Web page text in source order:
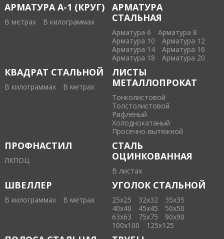
АРМАТУРА А-1 (КРУГ)
В метрах В килограммах
АРМАТУРА
СТАЛЬНАЯ
Арматура 6
Арматура 8
Арматура 10
Арматура 12
Арматура 14
Арматура 16
Арматура 18
Арматура 20
КВАДРАТ СТАЛЬНОЙ
В килограммах В метрах
ЛИСТЫ
МЕТАЛЛОПРОКАТ
Тонколистовой
Толстолистовой
Рифленый
Холоднокатаный
Проcечно-вытяжной
ПРОФНАСТИЛ
ЛКПОЦ
СТАЛЬ
ОЦИНКОВАННАЯ
В листах
ШВЕЛЛЕР
В килограммах В метрах
УГОЛОК СТАЛЬНОЙ
25х25 32х32
35х35
40х40
45х45
50х50
63х63
75х75
90х90
100х100
125х125